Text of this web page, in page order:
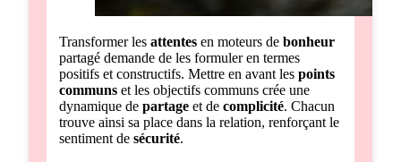
Transformer les attentes en moteurs de bonheur
partagé demande de les formuler en termes
positifs et constructifs. Mettre en avant les points
communs et les objectifs communs crée une
dynamique de partage et de complicité. Chacun
trouve ainsi sa place dans la relation, renforçant le
sentiment de sécurité.